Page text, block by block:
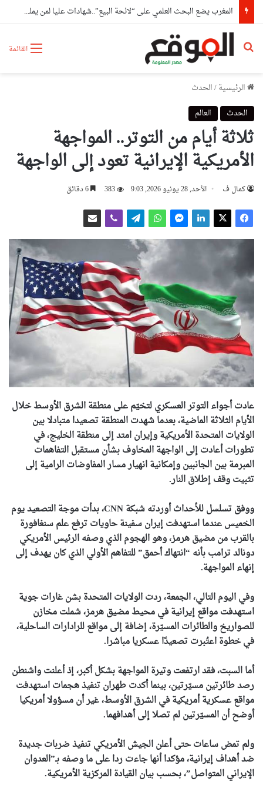
المغرب يضع البحث العلمي على “لائحة البيع”..شهادات عليا لمن يملك المال فقط
القائمة بحث عن
الرئيسية/الحدث
الحدث
العالم
ثلاثة أيام من التوتر.. المواجهة
الأمريكية الإيرانية تعود إلى الواجهة
كمال ف الأحد, 28 يونيو 2026, 9:03 383
عادت أجواء التوتر العسكري لتخيّم على منطقة الشرق الأوسط خلال
الأيام الثلاثة الماضية، بعدما شهدت المنطقة تصعيدا متبادلا بين
الولايات المتحدة الأمريكية وإيران امتد إلى منطقة الخليج، في
تطورات أعادت إلى الواجهة المخاوف بشأن مستقبل التفاهمات
المبرمة بين الجانبين وإمكانية انهيار مسار المفاوضات الرامية إلى
تثبيت وقف إطلاق النار.
ووفق تسلسل للأحداث أوردته شبكة CNN، بدأت موجة التصعيد يوم
الخميس عندما استهدفت إيران سفينة حاويات ترفع علم سنغافورة
بالقرب من مضيق هرمز، وهو الهجوم الذي وصفه الرئيس الأمريكي
دونالد ترامب بأنه “انتهاك أحمق” للتفاهم الأولي الذي كان يهدف إلى
إنهاء المواجهة.
وفي اليوم التالي، الجمعة، ردت الولايات المتحدة بشن غارات جوية
استهدفت مواقع إيرانية في محيط مضيق هرمز، شملت مخازن
للصواريخ والطائرات المسيّرة، إضافة إلى مواقع للرادارات الساحلية،
في خطوة اعتُبرت تصعيدًا عسكريا مباشرا.
أما السبت، فقد ارتفعت وتيرة المواجهة بشكل أكبر، إذ أعلنت واشنطن
رصد طائرتين مسيّرتين، بينما أكدت طهران تنفيذ هجمات استهدفت
مواقع عسكرية أمريكية في الشرق الأوسط، غير أن مسؤولا أمريكيا
أوضح أن المسيّرتين لم تصلا إلى أهدافهما.
ولم تمض ساعات حتى أعلن الجيش الأمريكي تنفيذ ضربات جديدة
ضد أهداف إيرانية، مؤكدا أنها جاءت ردا على ما وصفه بـ”العدوان
الإيراني المتواصل”، بحسب بيان القيادة المركزية الأمريكية.